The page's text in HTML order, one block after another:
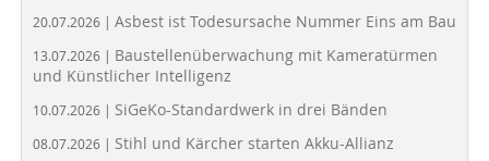
20.07.2026 | Asbest ist Todesursache Nummer Eins am Bau
13.07.2026 | Baustellenüberwachung mit Kameratürmen
und Künstlicher Intelligenz
10.07.2026 | SiGeKo-Standardwerk in drei Bänden
08.07.2026 | Stihl und Kärcher starten Akku-Allianz